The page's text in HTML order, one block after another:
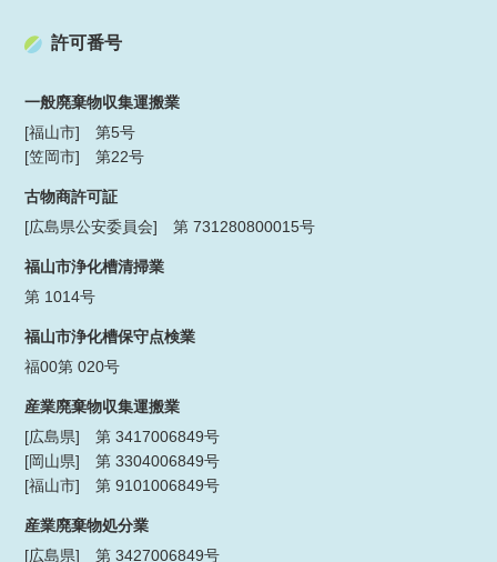
許可番号
一般廃棄物収集運搬業
[福山市] 第5号
[笠岡市] 第22号
古物商許可証
[広島県公安委員会] 第 731280800015号
福山市浄化槽清掃業
第 1014号
福山市浄化槽保守点検業
福00第 020号
産業廃棄物収集運搬業
[広島県] 第 3417006849号
[岡山県] 第 3304006849号
[福山市] 第 9101006849号
産業廃棄物処分業
[広島県] 第 3427006849号